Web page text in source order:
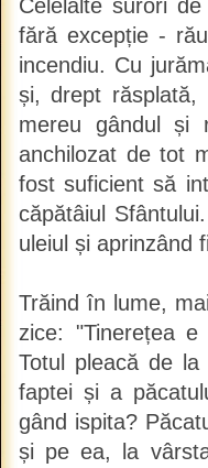
Celelalte surori
fără excepție -
incendiu. Cu
și, drept
mereu gândul și
anchilozat de tot
fost suficient să
căpătâiul
uleiul și aprinzând
Trăind în lume,
zice: "Tinerețea
Totul pleacă de
faptei și a
gând ispita?
și pe ea, la